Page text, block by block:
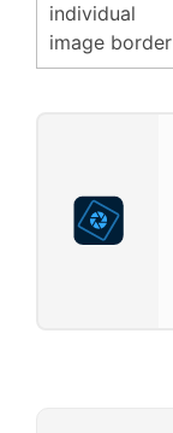
individual
image border